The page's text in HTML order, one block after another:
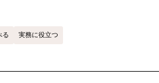
る 実務に役立つ